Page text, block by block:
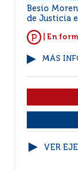
Besio
de Justicia
| En
MÁS
VER